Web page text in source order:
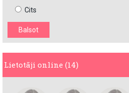
Cits
Lietotāji online (14)